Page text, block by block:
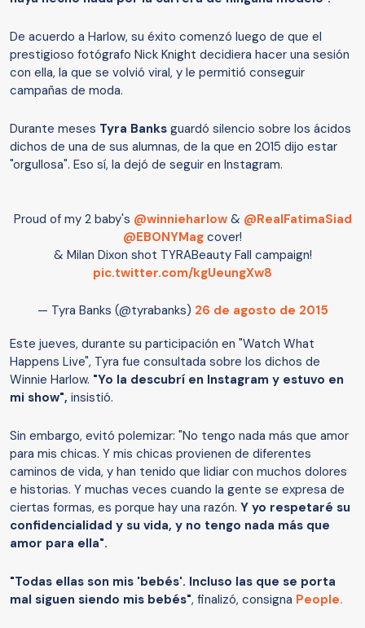
De acuerdo a Harlow, su éxito comenzó luego de que el
prestigioso fotógrafo Nick Knight decidiera hacer una sesión
con ella, la que se volvió viral, y le permitió conseguir
campañas de moda.
Durante meses Tyra Banks guardó silencio sobre los ácidos
dichos de una de sus alumnas, de la que en 2015 dijo estar
"orgullosa". Eso sí, la dejó de seguir en Instagram.
Proud of my 2 baby's @winnieharlow& @RealFatimaSiad
@EBONYMag cover!
& Milan Dixon shot TYRABeauty Fall campaign!
pic.twitter.com/kgUeungXw8
— Tyra Banks (@tyrabanks) 26 de agosto de 2015
Este jueves, durante su participación en "Watch What
Happens Live", Tyra fue consultada sobre los dichos de
Winnie Harlow. "Yo la descubrí en Instagram y estuvo en
mi show", insistió.
Sin embargo, evitó polemizar: "No tengo nada más que amor
para mis chicas. Y mis chicas provienen de diferentes
caminos de vida, y han tenido que lidiar con muchos dolores
e historias. Y muchas veces cuando la gente se expresa de
ciertas formas, es porque hay una razón. Y yo respetaré su
confidencialidad y su vida, y no tengo nada más que
amor para ella".
"Todas ellas son mis 'bebés'. Incluso las que se porta
mal siguen siendo mis bebés", finalizó, consigna People.